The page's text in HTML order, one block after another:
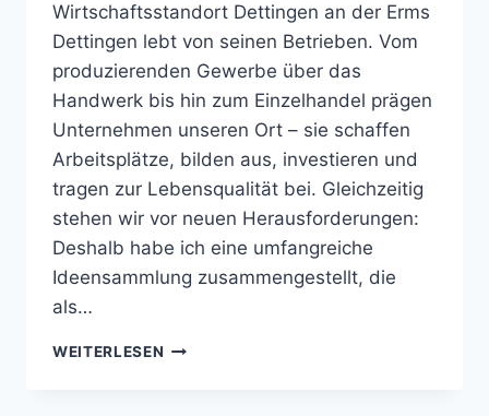
Wirtschaftsstandort Dettingen an der Erms
Dettingen lebt von seinen Betrieben. Vom
produzierenden Gewerbe über das
Handwerk bis hin zum Einzelhandel prägen
Unternehmen unseren Ort – sie schaffen
Arbeitsplätze, bilden aus, investieren und
tragen zur Lebensqualität bei. Gleichzeitig
stehen wir vor neuen Herausforderungen:
Deshalb habe ich eine umfangreiche
Ideensammlung zusammengestellt, die
als…
WEITERLESEN GEMEINSAM